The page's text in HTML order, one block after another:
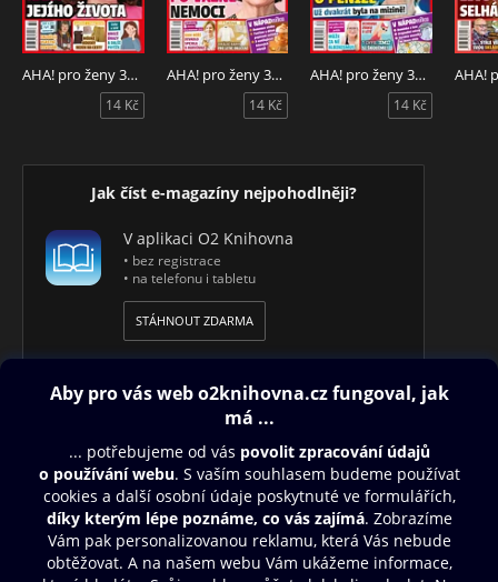
AHA! pro ženy 32/2026
14 Kč
AHA! pro ženy 31/2026
14 Kč
AHA! pro ženy 30/2026
14 Kč
Jak číst e-magazíny nejpohodlněji?
V aplikaci O2 Knihovna
• bez registrace
• na telefonu i tabletu
STÁHNOUT ZDARMA
Obsah ke stažení
Moje O2 Knihovna
Další zábava